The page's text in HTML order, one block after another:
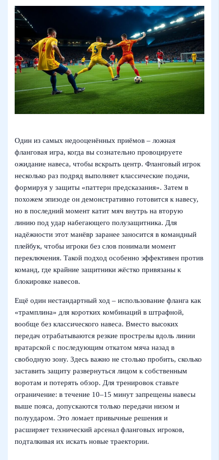
Один из самых недооценённых приёмов – ложная
фланговая игра, когда вы сознательно провоцируете
ожидание навеса, чтобы вскрыть центр. Фланговый игрок
несколько раз подряд выполняет классические подачи,
формируя у защиты «паттерн предсказания». Затем в
похожем эпизоде он демонстративно готовится к навесу,
но в последний момент катит мяч внутрь на вторую
линию под удар набегающего полузащитника. Для
надёжности этот манёвр заранее заносится в командный
плейбук, чтобы игроки без слов понимали момент
переключения. Такой подход особенно эффективен против
команд, где крайние защитники жёстко привязаны к
блокировке навесов.
Ещё один нестандартный ход – использование фланга как
«трамплина» для коротких комбинаций в штрафной,
вообще без классического навеса. Вместо высоких
передач отрабатываются резкие прострелы вдоль линии
вратарской с последующим откатом мяча назад в
свободную зону. Здесь важно не столько пробить, сколько
заставить защиту развернуться лицом к собственным
воротам и потерять обзор. Для тренировок ставьте
ограничение: в течение 10–15 минут запрещены навесы
выше пояса, допускаются только передачи низом и
полуударом. Это ломает привычные решения и
расширяет технический арсенал фланговых игроков,
подталкивая их искать новые траектории.